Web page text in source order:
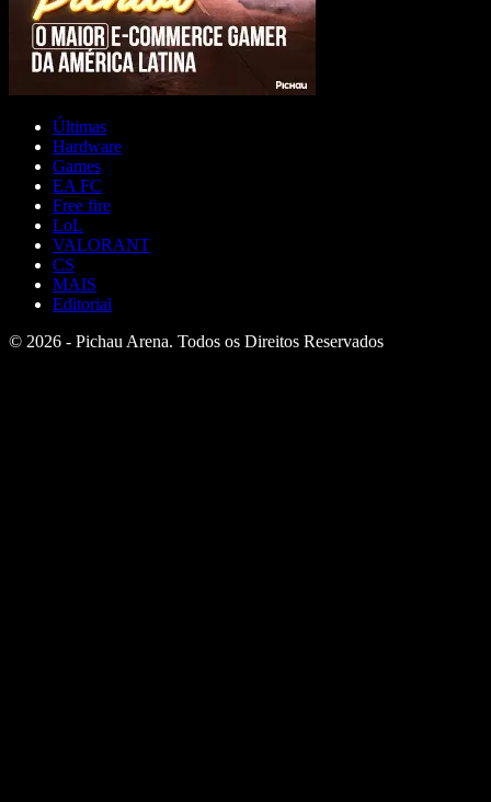
Últimas
Hardware
Games
EA FC
Free fire
LoL
VALORANT
CS
MAIS
Editorial
© 2026 - Pichau Arena. Todos os Direitos Reservados